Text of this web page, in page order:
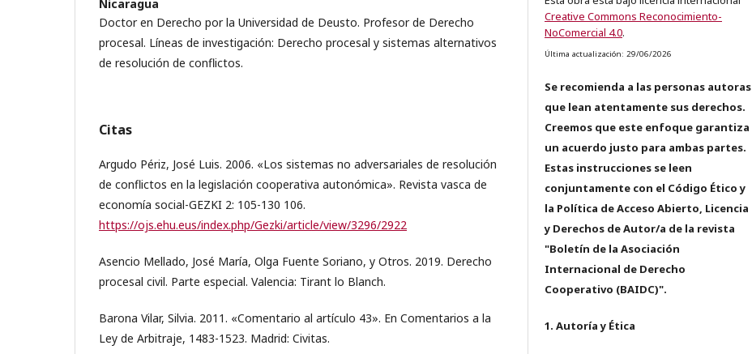
Nicaragua
Doctor en Derecho por la Universidad de Deusto. Profesor de Derecho
procesal. Líneas de investigación: Derecho procesal y sistemas alternativos
de resolución de conflictos.
Citas
Argudo Périz, José Luis. 2006. «Los sistemas no adversariales de resolución
de conflictos en la legislación cooperativa autonómica». Revista vasca de
economía social-GEZKI 2: 105-130 106.
https://ojs.ehu.eus/index.php/Gezki/article/view/3296/2922
Asencio Mellado, José María, Olga Fuente Soriano, y Otros. 2019. Derecho
procesal civil. Parte especial. Valencia: Tirant lo Blanch.
Barona Vilar, Silvia. 2011. «Comentario al artículo 43». En Comentarios a la
Ley de Arbitraje, 1483-1523. Madrid: Civitas.
Creative Commons Reconocimiento-
NoComercial 4.0.
Última actualización: 29/06/2026
Se recomienda a las personas autoras
que lean atentamente sus derechos.
Creemos que este enfoque garantiza
un acuerdo justo para ambas partes.
Estas instrucciones se leen
conjuntamente con el Código Ético y
la Política de Acceso Abierto, Licencia
y Derechos de Autor/a de la revista
"Boletín de la Asociación
Internacional de Derecho
Cooperativo (BAIDC)".
1. Autoría y Ética